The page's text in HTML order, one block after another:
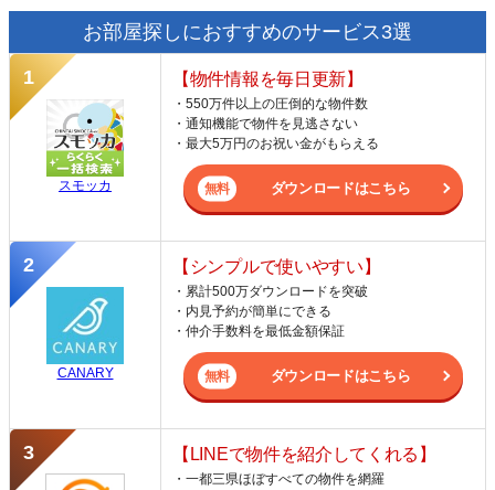
お部屋探しにおすすめのサービス3選
スモッカ
【物件情報を毎日更新】
・550万件以上の圧倒的な物件数
・通知機能で物件を見逃さない
・最大5万円のお祝い金がもらえる
ダウンロードはこちら
CANARY
【シンプルで使いやすい】
・累計500万ダウンロードを突破
・内見予約が簡単にできる
・仲介手数料を最低金額保証
ダウンロードはこちら
【LINEで物件を紹介してくれる】
・一都三県ほぼすべての物件を網羅